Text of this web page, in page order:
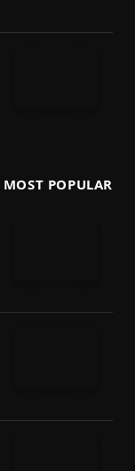
MOST POPULAR